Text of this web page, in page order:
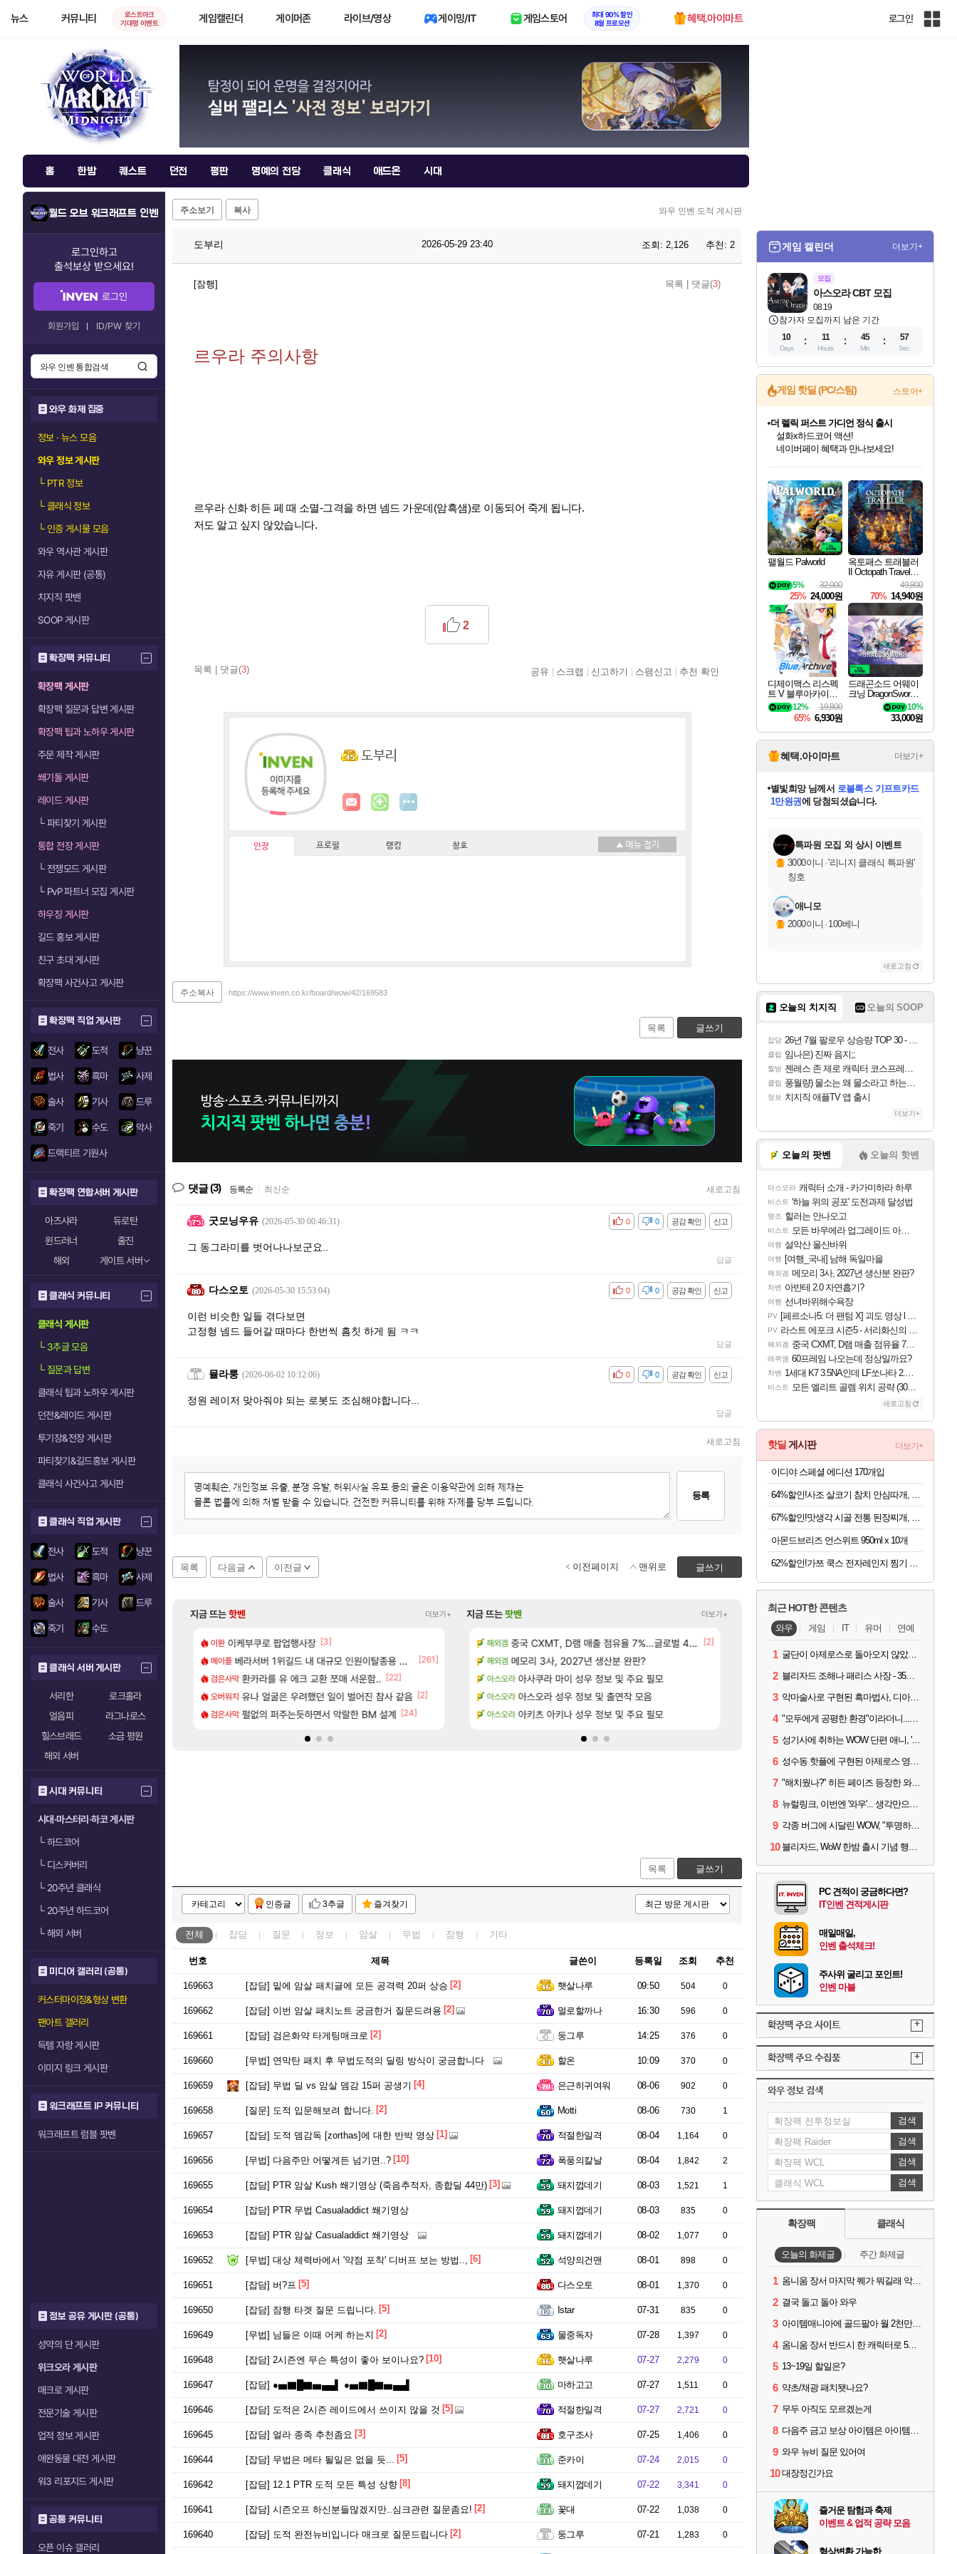
뉴스 커뮤니티
로스트아크
기대평 이벤트
게임캘린더 게이머존 라이브/영상 게이밍/IT 게임스토어
최대 90% 할인
8월 프로모션
혜택.아이마트 로그인
인
홈 한밤 퀘스트 던전 평판 명예의 전당 클래식 애드온 시대
월드 오브 워크래프트 인벤
로그인하고
출석보상 받으세요!
로그인
회원가입 ID/PW 찾기
와우 화제 집중
정보 · 뉴스 모음
와우 정보 게시판
└PTR 정보
└클래식 정보
└인증 게시물 모음
와우 역사관 게시판
자유 게시판 (공통)
치지직 팟벤
SOOP 게시판
확장팩 커뮤니티
확장팩 게시판
확장팩 질문과 답변 게시판
확장팩 팁과 노하우 게시판
주문 제작 게시판
쐐기돌 게시판
레이드 게시판
└파티찾기 게시판
통합 전장 게시판
└전쟁모드 게시판
└PvP 파트너 모집 게시판
하우징 게시판
길드 홍보 게시판
친구 초대 게시판
확장팩 사건사고 게시판
확장팩 직업 게시판
전사 도적 냥꾼
법사 흑마 사제
술사 기사 드루
죽기 수도 악사
드랙티르 기원사
확장팩 연합서버 게시판
아즈샤라
듀로탄
윈드러너
줄진
해외
게이트 서버
클래식 커뮤니티
클래식 게시판
└3추글 모음
└질문과 답변
클래식 팁과 노하우 게시판
던전&레이드 게시판
투기장&전장 게시판
파티찾기&길드홍보 게시판
클래식 사건사고 게시판
클래식 직업 게시판
전사 도적 냥꾼
법사 흑마 사제
술사 기사 드루
죽기 수도
클래식 서버 게시판
서리한
로크홀라
얼음피
라그나로스
힐스브래드
소금 평원
해외 서버
시대 커뮤니티
시대·마스터리·하코 게시판
└하드코어
└디스커버리
└20주년 클래식
└20주년 하드코어
└해외 서버
미디어 갤러리 (공통)
커스터마이징&형상 변환
팬아트 갤러리
득템 자랑 게시판
이미지 링크 게시판
워크래프트 IP 커뮤니티
워크래프트 럼블 팟벤
정보 공유 게시판 (공통)
성약의 단 게시판
위크오라 게시판
매크로 게시판
전문기술 게시판
업적 정보 게시판
애완동물 대전 게시판
워3 리포지드 게시판
공통 커뮤니티
오픈 이슈 갤러리
주소보기 복사 와우 인벤 도적 게시판
도부리 2026-05-29 23:40 조회: 2,126 추천: 2
[잠행] 목록 댓글(3)
르우라 주의사항
르우라 신화 히든 페 때 소멸-그격을 하면 넴드 가운데(암흑샘)로 이동되어 죽게 됩니다.
저도 알고 싶지 않았습니다.
목록 댓글(3)
2
공유 스크랩 신고하기 스팸신고 추천 확인
도부리
인장 프로필 랭킹 칭호
주소복사 https://www.inven.co.kr/board/wow/42/169583
목록 글쓰기
댓글(3) 등록순 최신순 새로고침
굿모닝우유 (2026-05-30 00:46:31) 신고
공감 확인
비공감 0
0
그 동그라미를 벗어나나보군요..
답글
다스오토 (2026-05-30 15:53:04) 신고
공감 확인
비공감 0
0
이런 비슷한 일들 겪다보면
고정형 넴드 들어갈 때마다 한번씩 흠칫 하게 됨 ㅋㅋ
답글
뮬라룽 (2026-06-02 10:12:06) 신고
공감 확인
비공감 0
0
정원 레이저 맞아줘야 되는 로봇도 조심해야합니다...
답글
새로고침
등록
목록 다음글 이전글 글쓰기
이전페이지 맨위로
지금 뜨는핫벤 더보기+
[72]
드 벨가 나메 꺼드럭 대다가 싸움났다
이환 이케부쿠로 팝업행사장 [3]
메이플 베라서버 1위길드 내 대규모 인원이탈종용 추정사건
[261]
검은사막 환카라를 유 에크 교환 쪼매 서운함.. [22]
오버워치 유나 얼굴은 우려했던 일이 벌어진 참사 같음 [2]
검은사막 펄없의 퍼주는듯하면서 악랄한 BM 설계 [24]
리니지M 주말패키지 결과..... [5]
메이플 ☆무료☆ 템세팅 사이트 개발자입니다
오버워치 D.mon 스킬셋 나왔다 [3]
메이플 환산 13만 스펙으로 삐져서 매주 수로 10만점 치고있으면 ㅋㅋ
메이플 후닝 780억 부자 아니였음?? [56]
중상유저들 [14]
아이고... 길드내에서 쿠데타 일어났네
유물칭호 따왔습니다 [72]
ㅋㅋ우리 길드 벨가 나메 꺼드럭 대다가 싸움났다
지금 뜨는팟벤 더보기+
해수욕장
우에라 업그레이드 아이템 획득 위치 공략 (89개)
리트 골렘 위치 공략 (30개) - 방랑 결투가
아스오라 카가미하라 하루 성우 정보 및 주요 필모
비스트 모든 요리/작물 책 획득 위치 공략 (36개) - 미식가 도전과제
차벤 아반테 2.0 자연흡기? [1]
섭컬겜 무한대 아난타 유출과 앞으로의 예상 (루머)
PV 라스트 에포크 시즌5 - 서리화신의 분노 티저
해외겜 중국 CXMT, D램 매출 점유율 7%…글로벌 4위로 부상
[2]
해외겜 메모리 3사, 2027년 생산분 완판?
아스오라 아사쿠라 마이 성우 정보 및 주요 필모
아스오라 아스오라 성우 정보 및 출연작 모음
아스오라 아키츠 아키나 성우 정보 및 주요 필모
선녀바위해수욕장
[여행_국내] 남해 독일마을 [1]
비스트 모든 바우에라 업그레이드 아이템 획득 위치 공략 (89
모든 엘리트 골렘 위치 공략 (30개) - 방랑 결
목록 글쓰기
인증글 3추글 즐겨찾기
전체 잡담 질문 정보 암살 무법 잠행 기타
번호 제목 글쓴이 등록일 조회 추천
169663 [잡담] 밑에 암살 패치글에 모든 공격력 20퍼 상승 [2] 햇살나루 09:50 504 0
169662 [잡담] 이번 암살 패치노트 궁금한거 질문드려용 [2] 멀로할까나 16:30 596 0
169661 [잡담] 검은화약 타게팅매크로 [2] 둥그루 14:25 376 0
169660 [무법] 연막탄 패치 후 무법도적의 딜링 방식이 궁금합니다 할온 10:09 370 0
169659 [잡담] 무법 딜 vs 암살 뎀감 15퍼 공생기 [4] 은근히귀여워 08-06 902 0
169658 [질문] 도적 입문해보려 합니다. [2] Motti 08-06 730 1
169657 [잡담] 도적 뎀감독 [zorthas]에 대한 반박 영상 [1] 적절한일격 08-04 1,164 0
169656 [무법] 다음주만 어떻게든 넘기면..? [10] 폭풍의칼날 08-04 1,842 2
169655 [잡담] PTR 암살 Kush 쐐기영상 (죽음추적자, 종합딜 44만) [3] 돼지껍데기 08-03 1,521 1
169654 [잡담] PTR 무법 Casualaddict 쐐기영상 돼지껍데기 08-03 835 0
169653 [잡담] PTR 암살 Casualaddict 쐐기영상 돼지껍데기 08-02 1,077 0
169652 [무법] 대상 체력바에서 '약점 포착' 디버프 보는 방법.., [6] 석양의건맨 08-01 898 0
169651 [잡담] 버?프 [5] 다스오토 08-01 1,370 0
169650 [잡담] 잠행 타겟 질문 드립니다. [5] Istar 07-31 835 0
169649 [무법] 님들은 이때 어케 하는지 [2] 물중독자 07-28 1,397 0
169648 [잡담] 2시즌엔 무슨 특성이 좋아 보이나요? [10] 햇살나루 07-27 2,279 0
169647 [잡담] ●▅▇█▇▅▄▄▌ ●▅▇█▇▅▄▄▌ 마하고고 07-27 1,511 0
169646 [잡담] 도적은 2시즌 레이드에서 쓰이지 않을 것 [5] 적절한일격 07-27 2,721 0
169645 [잡담] 얼라 종족 추천좀요 [3] 호구조사 07-25 1,406 0
169644 [잡담] 무법은 메타 될일은 없을 듯... [5] 준카이 07-24 2,015 0
169642 [잡담] 12.1 PTR 도적 모든 특성 상향 [8] 돼지껍데기 07-22 3,341 0
169641 [잡담] 시즌오프 하신분들많겠지만..심크관련 질문좀요! [2] 꽃대 07-22 1,038 0
169640 [잡담] 도적 완전뉴비입니다 매크로 질문드립니다 [2] 둥그루 07-21 1,283 0
게임 캘린더 더보기+
모집
08.19
아스오라 CBT 모집
참가자 모집까지 남은 기간
10
Days
11
Hours
45
Min
56
Sec
게임 핫딜 (PC/스팀) 스토어+
최대 90% 할인가를 만나보세요!
네이버혜택과 함께 만나보세요!
50%할인&추가 적립까지!
네이버 포인트 혜택까지!
이니&베니 혜택까지!
네이버 혜택가와 함께 예약하세요!
할인&네이버혜택으로 만나보세요!
더 렐릭 퍼스트 가디언 정식 출시
설화x하드코어 액션!
네이버페이 혜택과 만나보세요!
40주년 프로모션으로 만나보세요!
할인가에 만나보세요!
일부 에디션 상시 할인!
혜택으로 예약 판매 중
편안하게 충전하세요
팰월드 Palworld
32,000
5%
25% 24,000원
옥토패스 트래블러
II Octopath Traveler I
49,800
70% 14,940원
디제이맥스 리스펙
트 V 블루아카이브
팩 DJMAX RESPE
CT V Blue Archive P
ack DLC
19,800
12%
65% 6,930원
드래곤소드 어웨이
크닝 DragonSword A
10%
33,000원
혜택.아이마트 더보기+
교환.
당첨되셨습니다.
당첨되셨습니다.
당첨되셨습니다.
별빛희망님께서 로블록스 기프트카드
1만원권에 당첨되셨습니다.
당첨되셨습니다.
당첨되셨습니다.
당첨되셨습니다.
당첨되셨습니다.
에디션 (스팀코드)를 교환.
당첨되셨습니다.
특파원 모집 외 상시 이벤트
3000이니 ·'리니지 클래식 특파원'
칭호
애니모
2000이니 · 100베니
새로고침
오늘의 치지직 오늘의 SOOP
잡담 26년 7월 팔로우 상승량 TOP 30 - 월간 치지직
클립 임나은) 진짜 음지;;
짤방 젠레스 존 제로 캐릭터 코스프레한 꽁주
클립 풍월량) 물소는 왜 물소라고 하는거야? 아! 그만 ㅋㅋ
정보 치지직 애플TV 앱 출시
더보기+
오늘의 팟벤 오늘의 핫벤
아스오라 캐릭터 소개 - 카가미하라 하루
비스트 '하늘 위의 공포' 도전과제 달성법
명조 힐러는 안나오고
비스트 모든 바우에라 업그레이드 아이템 획득 위치 공략 (89개)
여행 설악산 울산바위
여행 [여행_국내] 남해 독일마을
해외겜 메모리 3사, 2027년 생산분 완판?
차벤 아반테 2.0 자연흡기?
여행 선녀바위해수욕장
PV [페르소나5: 더 팬텀 X] 괴도 영상 l 타카마키 안·댄싱 스타
PV 라스트 에포크 시즌5 - 서리화신의 분노 티저
해외겜 중국 CXMT, D램 매출 점유율 7%…글로벌 4위로 부상
레퀴엠 60프레임 나오는데 정상일까요?
차벤 1세대 K7 3.5NA인데 LF쏘나타 2.0NA 기변하면 유류비 절약이 얼마나 될까요..?
비스트 모든 엘리트 골렘 위치 공략 (30개) - 방랑 결투가
새로고침
핫딜 게시판 더보기+
이디야 스페셜 에디션 170개입
아몬드브리즈 언스위트 950ml x 10개
62%할인!가쯔 쿡스 전자레인지 찜기 라면용기 특대, 다크그레이, 1L, 2개
최근 HOT한 콘텐츠
와우 게임 IT 유머 연예
1 굴단이 아제로스로 돌아오지 않았다면? 와우 클래식+ 주목
2 블리자드 조해나 패리스 사장 - 35년 역사, 그리고 비전
3 악마술사로 구현된 흑마법사, 디아4 x 와우 콜라보 살펴보기
4 "모두에게 공평한 환경"이라더니...여전히 살아있는 애드온
5 성기사에 취하는 WOW 단편 애니, '신성한 모든 것'
6 성수동 핫플에 구현된 아제로스 영웅들의 안식처, WoW 홈스윗홈
7 "해치웠나?" 히든 페이즈 등장한 와우 '한밤', 세계 최초 킬은 '팀 리퀴드'
8 뉴럴링크, 이번엔 '와우'... 생각만으로 게임하는 시대 성큼
9 각종 버그에 시달린 WOW, "투명하고 신속한 소통과 대응 약속"
10 블리자드, WoW 한밤 출시 기념 행사 '홈스윗홈' 28일 개최
PC 견적이 궁금하다면?
IT인벤 견적게시판
매일매일,
인벤 출석체크!
주사위 굴리고 포인트!
인벤 마블
확장팩 주요 사이트 +
확장팩 주요 수집품 +
와우 정보 검색
검색
검색
검색
검색
확장팩 클래식
오늘의 화제글 주간 화제글
1 옴니움 장서 마지막 퀘가 뭐길래 악명이 높은거임?
2 결국 돌고 돌아 와우
3 아이템매니아에 골드팔아 월 2천만원 넘게 버는 인간 있던데
4 옴니움 장서 반드시 한 캐릭터로 5단계까지 밀어야 하나요?
5 13~19일 할일은?
6 약초/채광 패치됏나요?
7 무두 아직도 모르겠는게
8 다음주 금고 보상 아이템은 아이템강화 안되나요?
9 와우 뉴비 질문 있어여
10 대장정긴가요
즐거운 탐험과 축제
이벤트 & 업적 공략 모음
형상변환 가능한